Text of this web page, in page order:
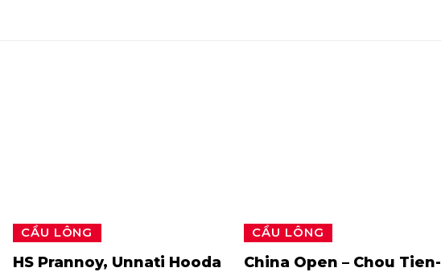
CẦU LÔNG
HS Prannoy, Unnati Hooda
CẦU LÔNG
China Open – Chou Tien-